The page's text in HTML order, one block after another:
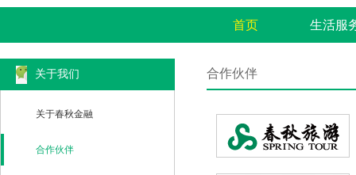
首页 生活服
关于我们
关于春秋金融
合作伙伴
合作伙伴